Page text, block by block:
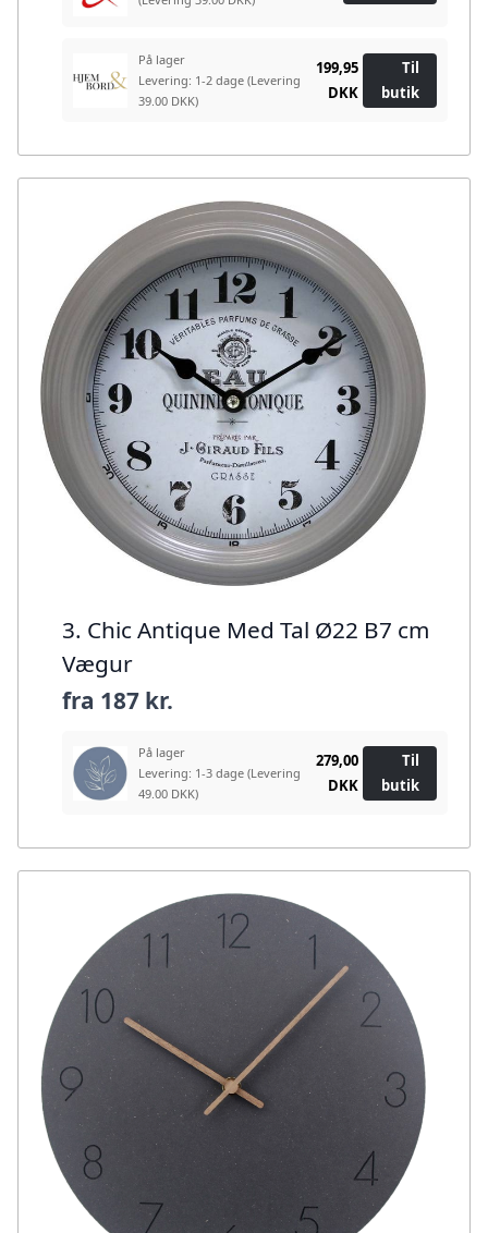
På lager
Levering: 1-2 dage (Levering
39.00 DKK)
199,95
DKK
Til
butik
3. Chic Antique Med Tal Ø22 B7 cm
Vægur
fra 187 kr.
På lager
Levering: 1-3 dage (Levering
49.00 DKK)
279,00
DKK
Til
butik